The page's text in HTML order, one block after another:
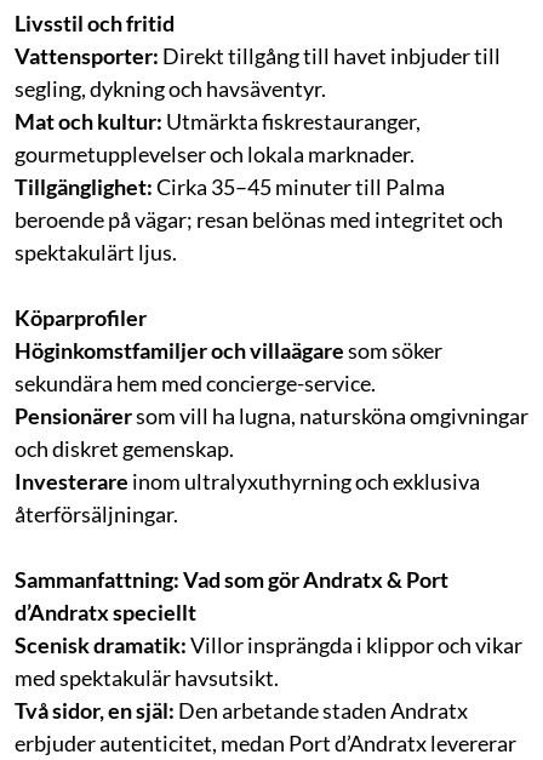
Livsstil och fritid
Vattensporter: Direkt tillgång till havet inbjuder till
segling, dykning och havsäventyr.
Mat och kultur: Utmärkta fiskrestauranger,
gourmetupplevelser och lokala marknader.
Tillgänglighet:Cirka 35–45 minuter till Palma
beroende på vägar; resan belönas med integritet och
spektakulärt ljus.
Köparprofiler
Höginkomstfamiljer och villaägaresom söker
sekundära hem med concierge-service.
Pensionärersom vill ha lugna, natursköna omgivningar
och diskret gemenskap.
Investerare inom ultralyxuthyrning och exklusiva
återförsäljningar.
Sammanfattning: Vad som gör Andratx & Port
d’Andratx speciellt
Scenisk dramatik:Villor insprängda i klippor och vikar
med spektakulär havsutsikt.
Två sidor, en själ: Den arbetande staden Andratx
erbjuder autenticitet, medan Port d’Andratx levererar